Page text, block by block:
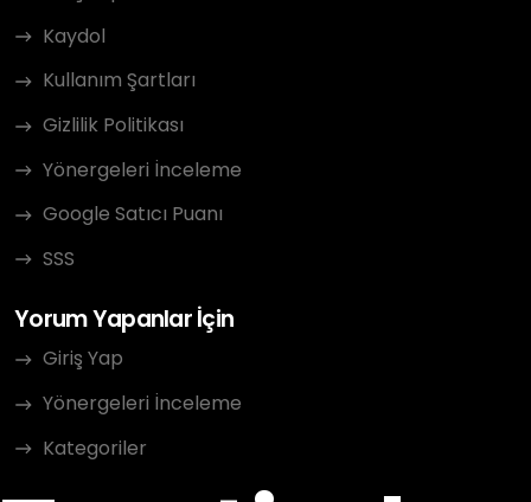
Kaydol
Kullanım Şartları
Gizlilik Politikası
Yönergeleri İnceleme
Google Satıcı Puanı
SSS
Yorum Yapanlar İçin
Giriş Yap
Yönergeleri İnceleme
Kategoriler